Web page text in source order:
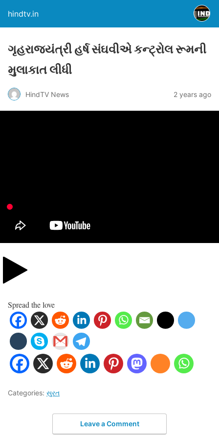
hindtv.in
ગૃહરાજ્યંત્રી હર્ષ સંઘવીએ કન્ટ્રોલ રૂમની
મુલાકાત લીધી
HindTV News 2 years ago
Spread the love
Categories: સુરત
Leave a Comment